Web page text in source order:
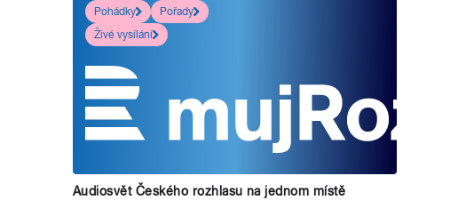
Pohádky
Pořady
Živé vysílání
Audiosvět Českého rozhlasu na jednom místě